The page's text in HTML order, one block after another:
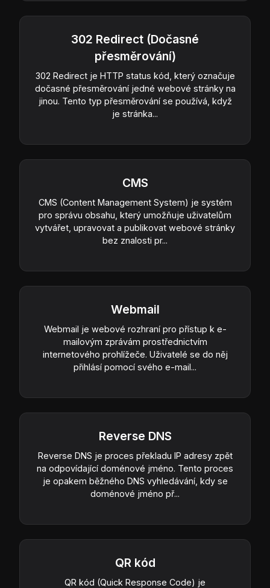
302 Redirect (Dočasné
přesměrování)
302 Redirect je HTTP status kód, který označuje
dočasné přesměrování jedné webové stránky na
jinou. Tento typ přesměrování se používá, když
je stránka...
CMS
CMS (Content Management System) je systém
pro správu obsahu, který umožňuje uživatelům
vytvářet, upravovat a publikovat webové stránky
bez znalosti pr...
Webmail
Webmail je webové rozhraní pro přístup k e-
mailovým zprávám prostřednictvím
internetového prohlížeče. Uživatelé se do něj
přihlásí pomocí svého e-mail...
Reverse DNS
Reverse DNS je proces překladu IP adresy zpět
na odpovídající doménové jméno. Tento proces
je opakem běžného DNS vyhledávání, kdy se
doménové jméno př...
QR kód
QR kód (Quick Response Code) je